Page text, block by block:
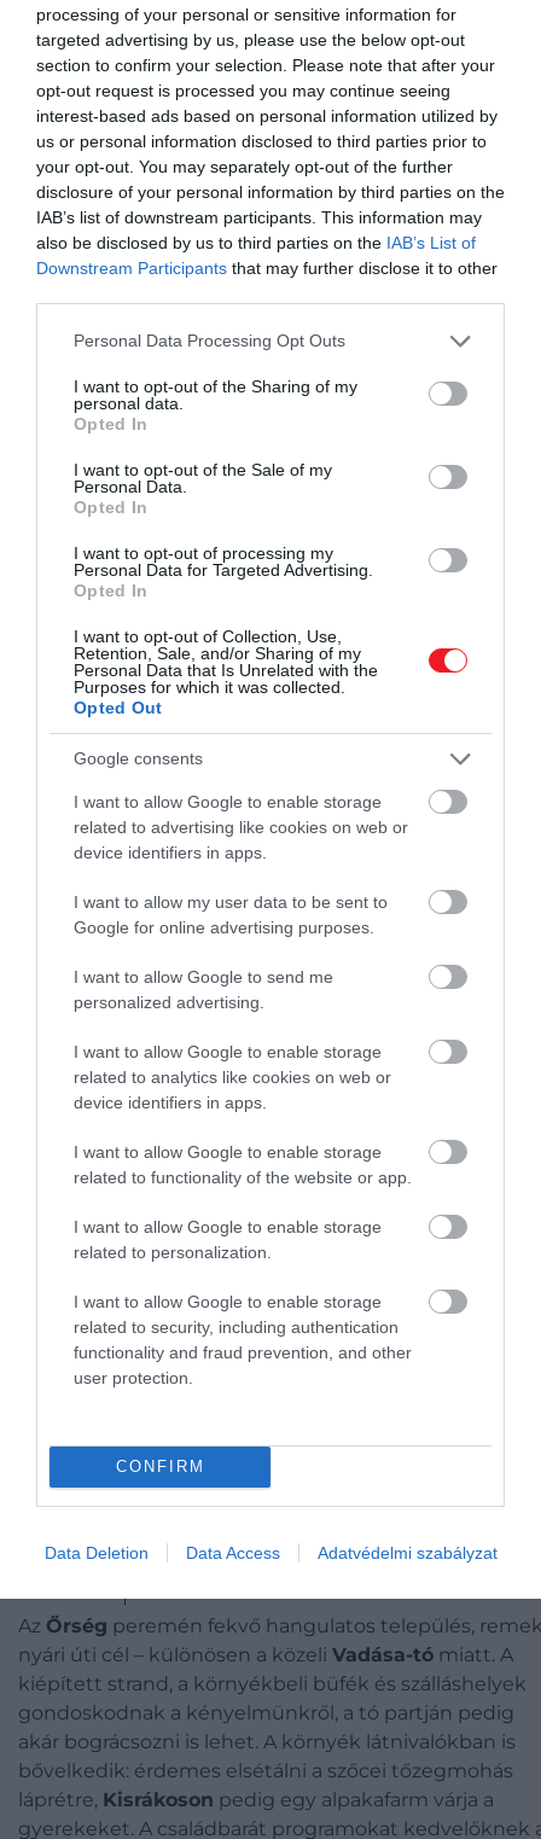
processing of your personal or sensitive information for
targeted advertising by us, please use the below opt-out
section to confirm your selection. Please note that after your
opt-out request is processed you may continue seeing
interest-based ads based on personal information utilized by
us or personal information disclosed to third parties prior to
your opt-out. You may separately opt-out of the further
disclosure of your personal information by third parties on the
IAB’s list of downstream participants. This information may
also be disclosed by us to third parties on the IAB’s List of
Downstream Participants that may further disclose it to other
Please note that this website/app uses one or more Google
not limited to your visit or usage behaviour. You may click to
grant or deny consent to Google and its third-party tags to
use your data for below specified purposes in below Google
consent section.
Personal Data Processing Opt Outs
I want to opt-out of the Sharing of my
personal data.
Opted In
I want to opt-out of the Sale of my
Personal Data.
Opted In
I want to opt-out of processing my
Personal Data for Targeted Advertising.
Opted In
I want to opt-out of Collection, Use,
Retention, Sale, and/or Sharing of my
Personal Data that Is Unrelated with the
Purposes for which it was collected.
Opted Out
Google consents
I want to allow Google to enable storage
related to advertising like cookies on web or
device identifiers in apps.
I want to allow my user data to be sent to
Google for online advertising purposes.
I want to allow Google to send me
personalized advertising.
I want to allow Google to enable storage
related to analytics like cookies on web or
device identifiers in apps.
I want to allow Google to enable storage
related to functionality of the website or app.
I want to allow Google to enable storage
related to personalization.
I want to allow Google to enable storage
related to security, including authentication
functionality and fraud prevention, and other
user protection.
CONFIRM
Data Deletion Data Access Adatvédelmi szabályzat
A bejegyzés megtekintése az Instagramon
Ha Budapest környékén keresünk pihenőhelyet,
érdemes ellátogatniFelsőpeténybe, a Cserhát
hangulatos völgyébe. A környék két jelentős kastéllyal
is büszkélkedhet: az alsópetényiPrónay-kastéllyal
magántulajdonban lévő felsőpetényi Almásy-
kastéllyal.A Cser-tópartja kiváló hely egy kis
kikapcsolódásra, de a hangulatos
várja, a panorámára vágyók pedig ne hagyják ki a
Prónay-kilátót.
Hegyhátszentjakab
A bejegyzés megtekintése az Instagramon
Az Őrség peremén fekvő hangulatos település,
nyári úti cél – különösen a közeli Vadása-tó miatt. A
kiépített strand, a környékbeli büfék és szálláshelyek
gondoskodnak a kényelmünkről, a tó partján pedig
akár bográcsozni is lehet. A környék látnivalókban is
bővelkedik: érdemes elsétálni a szőcei tőzegmohás
láprétre, Kisrákoson pedig egy alpakafarm várja a
gyerekeket. A családbarát programokat kedvelőknek